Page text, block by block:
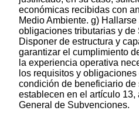
económicas recibidas con
Medio Ambiente. g)
obligaciones tributarias y
Disponer de estructura y
garantizar el cumplimiento
la experiencia operativa
los requisitos y
condición de beneficiario de
establecen en el artículo 13,
General de Subvenciones.